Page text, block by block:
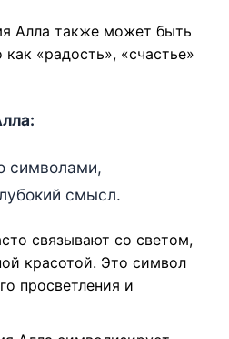
Алла также может быть
«радость», «счастье»
символами,
смысл.
связывают со светом,
красотой. Это символ
просветления и